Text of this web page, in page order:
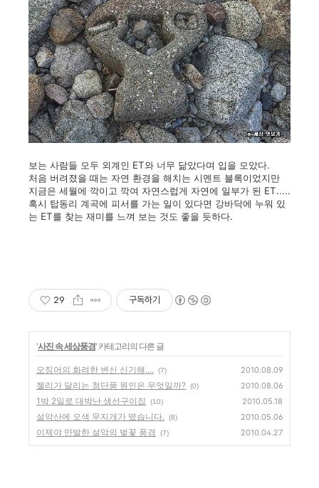
보는 사람들 모두 외계인 ET와 너무 닮았다며 입을 모았다.
처음 버려졌을 때는 자연 환경을 해치는 시멘트 블록이었지만
지금은 세월에 깍이고 깍여 자연스럽게 자연에 일부가 된 ET.....
혹시 탑동리 계곡에 피서를 가는 일이 있다면 강바닥에 누워 있
는 ET를 찾는 재미를 느껴 보는 것도 좋을 듯하다.
29 구독하기
'사진 속 세상풍경' 카테고리의 다른 글
오징어의 화려한 변신 신기해.... (7) 2010.08.09
젤리가 달리는 청단풍 원인은 무엇일까? (0) 2010.08.06
1박 2일로 대박난 생선구이집 (10) 2010.05.18
설악산에 오색 무지개가 떴습니다. (8) 2010.05.06
이제야 만발한 설악의 벚꽃 풍경 (7) 2010.04.27